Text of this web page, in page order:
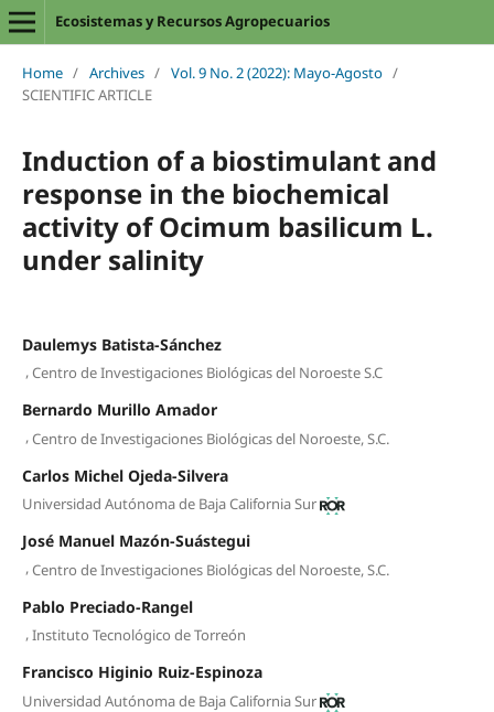
Ecosistemas y Recursos Agropecuarios
Home / Archives / Vol. 9 No. 2 (2022): Mayo-Agosto /
SCIENTIFIC ARTICLE
Induction of a biostimulant and
response in the biochemical
activity of Ocimum basilicum L.
under salinity
Daulemys Batista-Sánchez
,Centro de Investigaciones Biológicas del Noroeste S.C
Bernardo Murillo Amador
,Centro de Investigaciones Biológicas del Noroeste, S.C.
Carlos Michel Ojeda-Silvera
Universidad Autónoma de Baja California Sur
José Manuel Mazón-Suástegui
,Centro de Investigaciones Biológicas del Noroeste, S.C.
Pablo Preciado-Rangel
,Instituto Tecnológico de Torreón
Francisco Higinio Ruiz-Espinoza
Universidad Autónoma de Baja California Sur